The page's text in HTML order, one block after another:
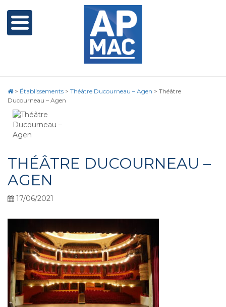
> Établissements > Théâtre Ducourneau – Agen > Théâtre
Ducourneau – Agen
THÉÂTRE DUCOURNEAU –
AGEN
17/06/2021